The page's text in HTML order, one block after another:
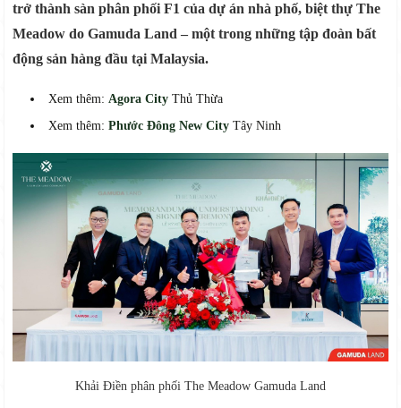
trở thành sàn phân phối F1 của dự án nhà phố, biệt thự The
Meadow do Gamuda Land – một trong những tập đoàn bất
động sản hàng đầu tại Malaysia.
Xem thêm:Agora City Thủ Thừa
Xem thêm:Phước Đông New City Tây Ninh
Khải Điền phân phối The Meadow Gamuda Land